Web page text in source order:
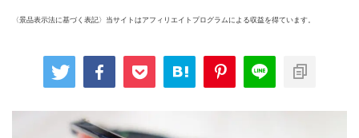
〈景品表示法に基づく表記〉当サイトはアフィリエイトプログラムによる収益を得ています。